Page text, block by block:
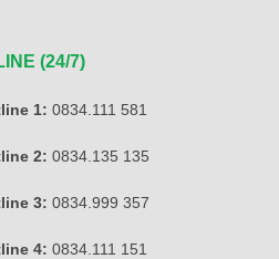
(24/7)
1: 0834.111 581
2: 0834.135 135
3: 0834.999 357
4: 0834.111 151